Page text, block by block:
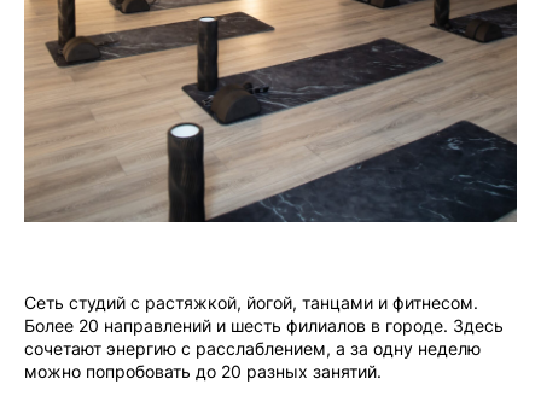
Сеть студий с растяжкой, йогой, танцами и фитнесом.
Более 20 направлений и шесть филиалов в городе. Здесь
сочетают энергию с расслаблением, а за одну неделю
можно попробовать до 20 разных занятий.